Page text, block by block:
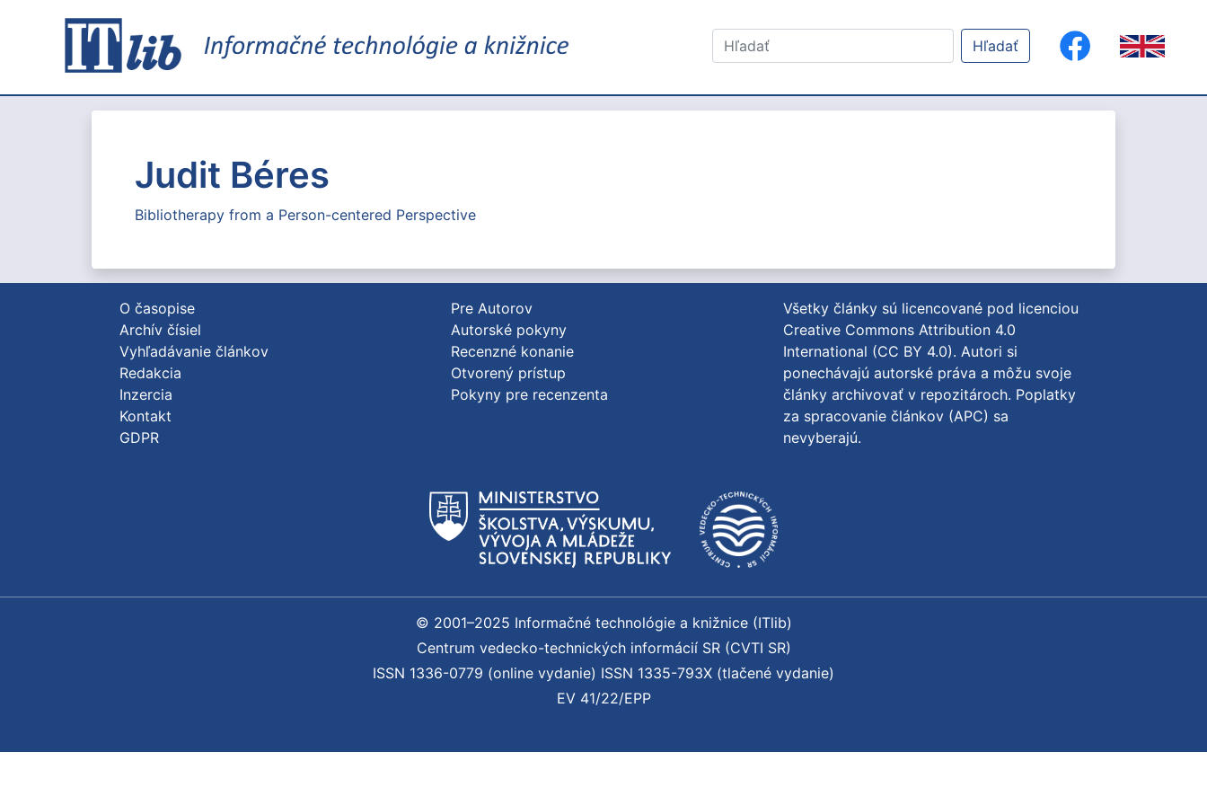
Hľadať
Judit Béres
Bibliotherapy from a Person-centered Perspective
O časopise
Archív čísiel
Vyhľadávanie článkov
Redakcia
Inzercia
Kontakt
GDPR
Pre Autorov
Autorské pokyny
Recenzné konanie
Otvorený prístup
Pokyny pre recenzenta
Všetky články sú licencované pod licenciou
Creative Commons Attribution 4.0
International (CC BY 4.0). Autori si
ponechávajú autorské práva a môžu svoje
články archivovať v repozitároch. Poplatky
za spracovanie článkov (APC) sa
nevyberajú.
© 2001–2025 Informačné technológie a knižnice (ITlib)
Centrum vedecko-technických informácií SR (CVTI SR)
ISSN 1336-0779 (online vydanie) ISSN 1335-793X (tlačené vydanie)
EV 41/22/EPP